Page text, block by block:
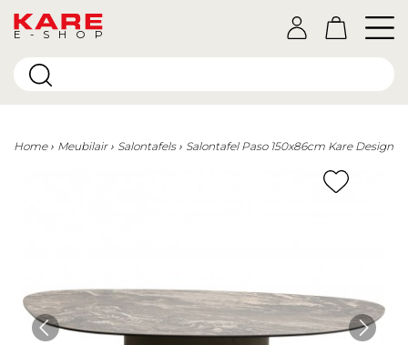
E-SHOP
Home Meubilair Salontafels Salontafel Paso 150x86cm Kare Design